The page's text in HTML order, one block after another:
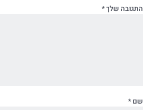
התגובה שלך*
שם*